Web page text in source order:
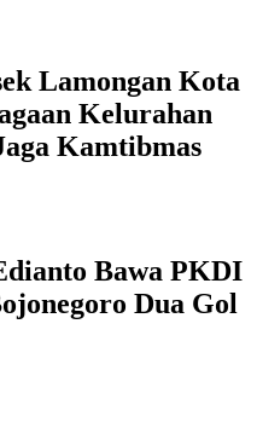
Lamongan Kota
Kelurahan
Kamtibmas
Bawa PKDI
Dua Gol